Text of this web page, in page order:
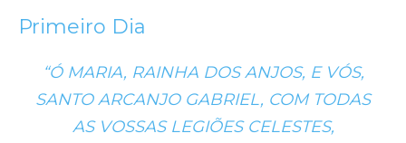
Primeiro Dia
“Ó MARIA, RAINHA DOS ANJOS, E VÓS,
SANTO ARCANJO GABRIEL, COM TODAS
AS VOSSAS LEGIÕES CELESTES,